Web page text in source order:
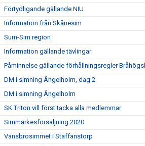
Förtydligande gällande NIU
Information från Skånesim
Sum-Sim region
Information gällande tävlingar
Påminnelse gällande förhållningsregler
DM i simning Ängelholm, dag 2
DM i simning Ängelholm
SK Triton vill först tacka alla medlemmar
Simmärkesförsäljning 2020
Vansbrosimmet i Staffanstorp